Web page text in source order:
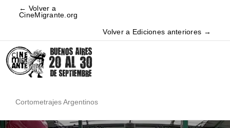
← Volver a
CineMigrante.org
Volver a Ediciones anteriores →
Cortometrajes Argentinos